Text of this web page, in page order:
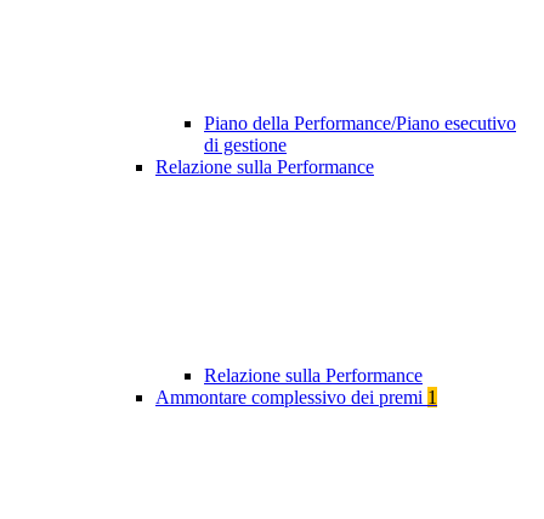
Piano della Performance/Piano esecutivo
di gestione
Relazione sulla Performance
Relazione sulla Performance
Ammontare complessivo dei premi 1